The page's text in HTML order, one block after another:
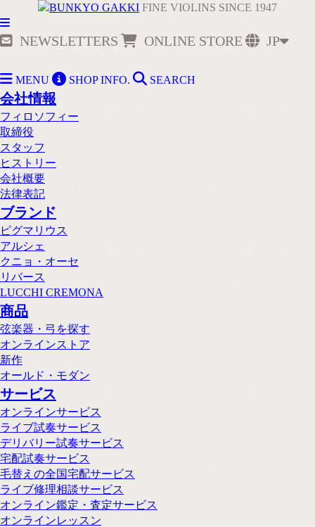
FINE VIOLINS SINCE 1947
NEWSLETTERS ONLINE STORE JP
MENU SHOP INFO. SEARCH
会社情報
フィロソフィー
取締役
スタッフ
ヒストリー
会社概要
法律表記
ブランド
ピグマリウス
アルシェ
クニョ・オーセ
リバース
LUCCHI CREMONA
商品
弦楽器・弓を探す
オンラインストア
新作
オールド・モダン
サービス
オンラインサービス
ライブ試奏サービス
デリバリー試奏サービス
宅配試奏サービス
毛替えの全国宅配サービス
ライブ修理相談サービス
オンライン鑑定・査定サービス
オンラインレッスン